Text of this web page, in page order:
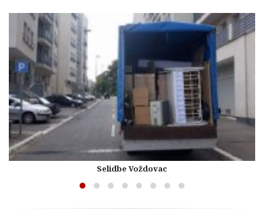
Selidbe Voždovac